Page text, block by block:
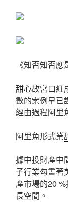
《知否知否
甜心故宮口紅
數的案例早已
經由過程阿里
阿里魚形式業
據中投財產中
子行業勾畫著
產市場的20
長空間。